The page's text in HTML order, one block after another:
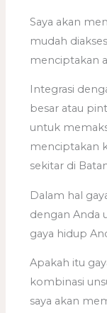
Saya akan
mudah
menciptakan
Integrasi
besar atau
untuk
menciptakan
sekitar di
Dalam hal
dengan Anda
gaya hidup
Apakah itu
kombinasi
saya akan